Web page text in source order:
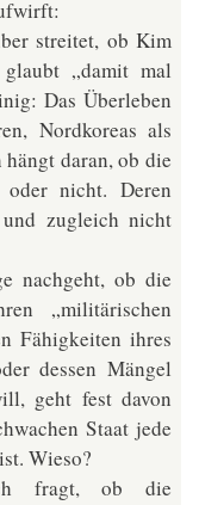
streitet, ob Kim
„damit mal
Das Überleben
Nordkoreas als
daran, ob die
oder nicht. Deren
zugleich nicht
nachgeht, ob die
„militärischen
Fähigkeiten ihres
dessen Mängel
geht fest davon
Staat jede
Wieso?
fragt, ob die